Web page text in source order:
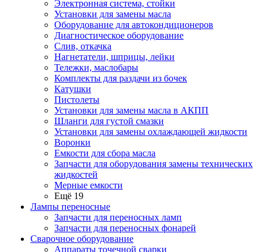
Электронная система, стойки
Установки для замены масла
Оборудование для автокондиционеров
Диагностическое оборудование
Слив, откачка
Нагнетатели, шприцы, лейки
Тележки, маслобары
Комплекты для раздачи из бочек
Катушки
Пистолеты
Установки для замены масла в АКПП
Шланги для густой смазки
Установки для замены охлаждающей жидкости
Воронки
Емкости для сбора масла
Запчасти для оборудования замены технических
жидкостей
Мерные емкости
Ещё 19
Лампы переносные
Запчасти для переносных ламп
Запчасти для переносных фонарей
Сварочное оборудование
Аппараты точечной сварки